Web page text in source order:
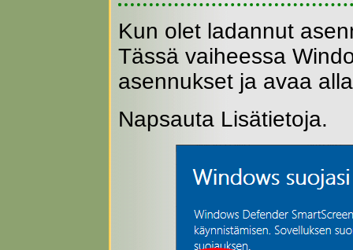
Kun olet ladannut
Tässä vaiheessa
asennukset ja avaa
Napsauta Lisätietoja.